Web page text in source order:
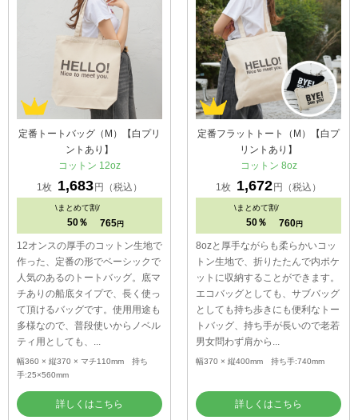
定番トートバッグ（M）【白プリ
ントあり】
コットン 12oz
1枚
1,683円（税込）
\まとめて割/
50％ 765 円
12オンスの厚手のコットン生地で
作った、定番の形でベーシックで
人気のあるのトートバッグ。底マ
チありの船底タイプで、長く使っ
て頂けるバッグです。使用用途も
多様なので、普段使いからノベル
ティ用としても、...
幅360 × 縦370 × マチ110mm 持ち
手:25×560mm
詳しくはこちら
定番フラットトート（M）【白プ
リントあり】
コットン 8oz
1枚
1,672円（税込）
\まとめて割/
50％ 760 円
8ozと厚手ながらも柔らかいコッ
トン生地で、折りたたんで内ポケ
ットに収納することができます。
エコバッグとしても、サブバッグ
としても持ち歩きにも便利なトー
トバッグ、持ち手が長いので老若
男女問わず肩から...
幅370 × 縦400mm 持ち手:740mm
詳しくはこちら